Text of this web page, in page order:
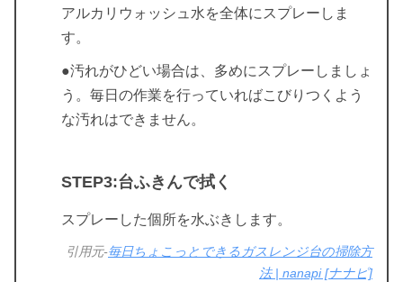
アルカリウォッシュ水を全体にスプレーしま
す。
●汚れがひどい場合は、多めにスプレーしましょ
う。毎日の作業を行っていればこびりつくよう
な汚れはできません。
STEP3:台ふきんで拭く
スプレーした個所を水ぶきします。
引用元-毎日ちょこっとできるガスレンジ台の掃除方
法 | nanapi [ナナピ]